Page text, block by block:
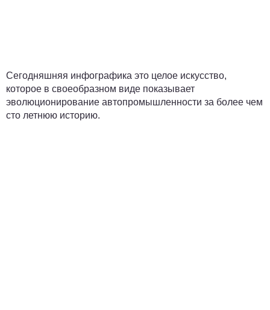
Сегодняшняя инфографика это целое искусство,
которое в своеобразном виде показывает
эволюционирование автопромышленности за более чем
сто летнюю историю.